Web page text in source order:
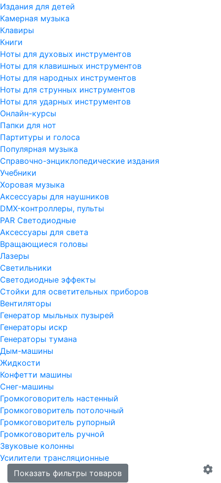
Издания для детей
Камерная музыка
Клавиры
Книги
Ноты для духовых инструментов
Ноты для клавишных инструментов
Ноты для народных инструментов
Ноты для струнных инструментов
Ноты для ударных инструментов
Онлайн-курсы
Папки для нот
Партитуры и голоса
Популярная музыка
Справочно-энциклопедические издания
Учебники
Хоровая музыка
Аксессуары для наушников
DMX-контроллеры, пульты
PAR Светодиодные
Аксессуары для света
Вращающиеся головы
Лазеры
Светильники
Светодиодные эффекты
Стойки для осветительных приборов
Вентиляторы
Генератор мыльных пузырей
Генераторы искр
Генераторы тумана
Дым-машины
Жидкости
Конфетти машины
Снег-машины
Громкоговоритель настенный
Громкоговоритель потолочный
Громкоговоритель рупорный
Громкоговоритель ручной
Звуковые колонны
Усилители трансляционные
Показать фильтры товаров